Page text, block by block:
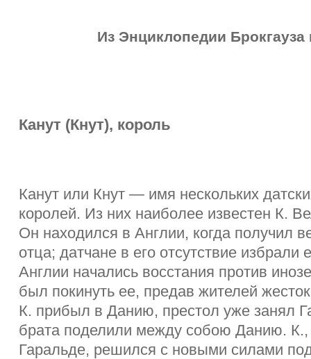
Из Энциклопедии
Канут (Кнут), король
Канут или Кнут — имя нескольких
королей. Из них наиболее известен К.
Он находился в Англии, когда получил
отца; датчане в его отсутствие избрали
Англии начались восстания против
был покинуть ее, предав жителей
К. прибыл в Данию, престол уже занял
брата поделили между собою Данию.
Гаральде, решился с новыми силами